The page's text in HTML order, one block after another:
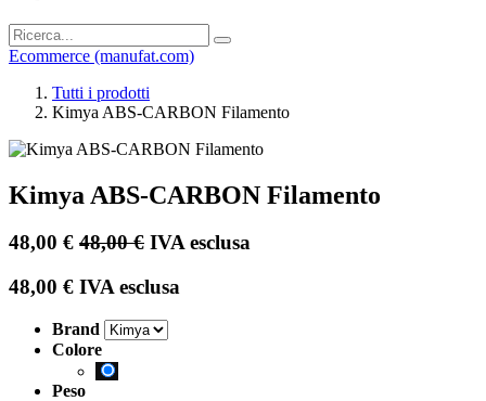
Ecommerce (manufat.com)
Tutti i prodotti
Kimya ABS-CARBON Filamento
Kimya ABS-CARBON Filamento
48,00 € 48,00€ IVA esclusa
48,00 € IVA esclusa
Brand
Colore
Peso